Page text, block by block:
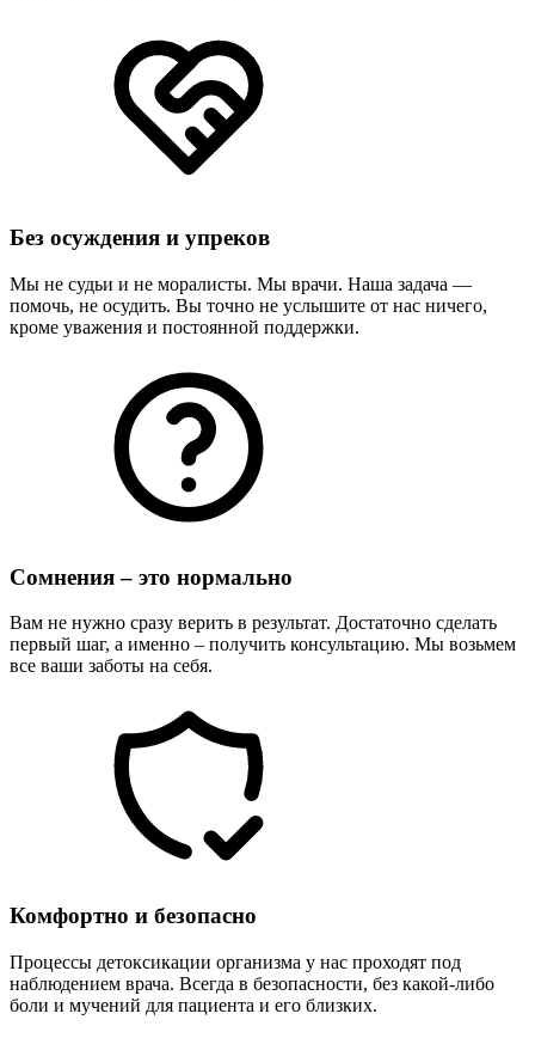
Без осуждения и упреков
Мы не судьи и не моралисты. Мы врачи. Наша задача —
помочь, не осудить. Вы точно не услышите от нас ничего,
кроме уважения и постоянной поддержки.
Сомнения – это нормально
Вам не нужно сразу верить в результат. Достаточно сделать
первый шаг, а именно – получить консультацию. Мы возьмем
все ваши заботы на себя.
Комфортно и безопасно
Процессы детоксикации организма у нас проходят под
наблюдением врача. Всегда в безопасности, без какой-либо
боли и мучений для пациента и его близких.